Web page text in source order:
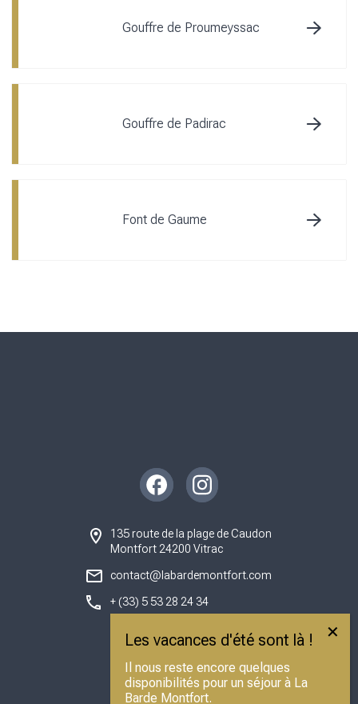
Gouffre de Proumeyssac
Gouffre de Padirac
Font de Gaume
FacebookInstagram
135 route de la plage de Caudon
Montfort 24200 Vitrac
contact@labardemontfort.com
+ (33) 5 53 28 24 34
Il nous reste encore quelques
disponibilités pour un séjour à La
Barde Montfort.